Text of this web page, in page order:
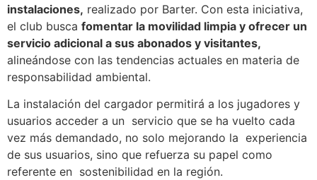
instalaciones, realizado por Barter. Con esta iniciativa,
el club busca fomentar la movilidad limpia y ofrecer un
servicio adicional a sus abonados y visitantes,
alineándose con las tendencias actuales en materia de
responsabilidad ambiental.
La instalación del cargador permitirá a los jugadores y
usuarios acceder a un servicio que se ha vuelto cada
vez más demandado, no solo mejorando la experiencia
de sus usuarios, sino que refuerza su papel como
referente en sostenibilidad en la región.